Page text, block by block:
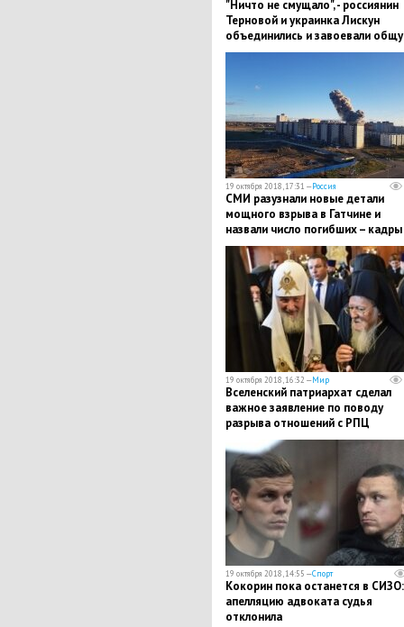
"Ничто не смущало", - россиянин
Терновой и украинка Лискун
объединились и завоевали
медаль на ОИ
19 октября 2018, 17:31 —Россия
СМИ разузнали новые детали
мощного взрыва в Гатчине и
назвали число погибших – кадры
19 октября 2018, 16:32 —Мир
Вселенский патриархат сделал
важное заявление по поводу
разрыва отношений с РПЦ
19 октября 2018, 14:55 —Спорт
Кокорин пока останется в СИЗО:
апелляцию адвоката судья
отклонила